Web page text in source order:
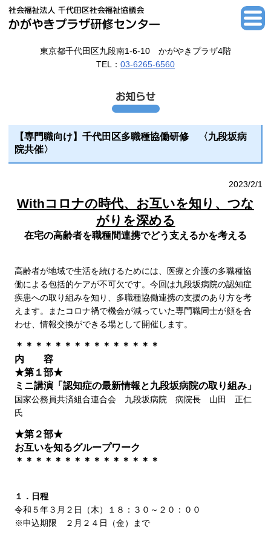
東京都千代田区九段南1-6-10 かがやきプラザ4階
TEL： 03-6265-6560
【専門職向け】千代田区多職種協働研修 〈九段坂病
院共催〉
2023/2/1
Withコロナの時代、お互いを知り、つな
がりを深める
在宅の高齢者を職種間連携でどう支えるかを考える
高齢者が地域で生活を続けるためには、医療と介護の多職種協
働による包括的ケアが不可欠です。今回は九段坂病院の認知症
疾患への取り組みを知り、多職種協働連携の支援のあり方を考
えます。またコロナ禍で機会が減っていた専門職同士が顔を合
わせ、情報交換ができる場として開催します。
＊＊＊＊＊＊＊＊＊＊＊＊＊＊＊
内 容
★第１部★
ミニ講演「認知症の最新情報と九段坂病院の取り組み」
国家公務員共済組合連合会 九段坂病院 病院長 山田 正仁
氏
★第２部★
お互いを知るグループワーク
＊＊＊＊＊＊＊＊＊＊＊＊＊＊＊
１．日程
令和５年３月２日（木）１８：３０～２０：００
※申込期限 ２月２４日（金）まで